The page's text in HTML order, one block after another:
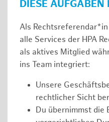
DIESE AUFGABEN
Als
alle Services der HPA
als aktives Mitglied
ins Team integriert:
Unsere
rechtlicher Sicht
Du übernimmst die